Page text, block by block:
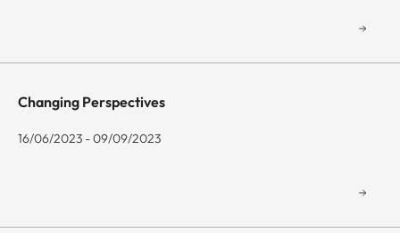
Changing Perspectives
16/06/2023 - 09/09/2023